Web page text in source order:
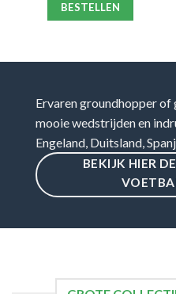
BESTELLEN
Ervaren groundhopper
mooie wedstrijden en
Engeland, Duitsland,
BEKIJK HIER